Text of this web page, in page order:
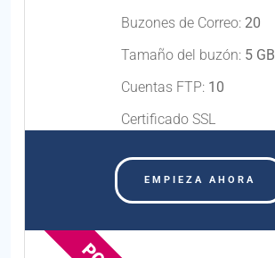
Buzones de Correo: 20
Tamaño del buzón: 5 GB
Cuentas FTP: 10
Certificado SSL
EMPIEZA AHORA